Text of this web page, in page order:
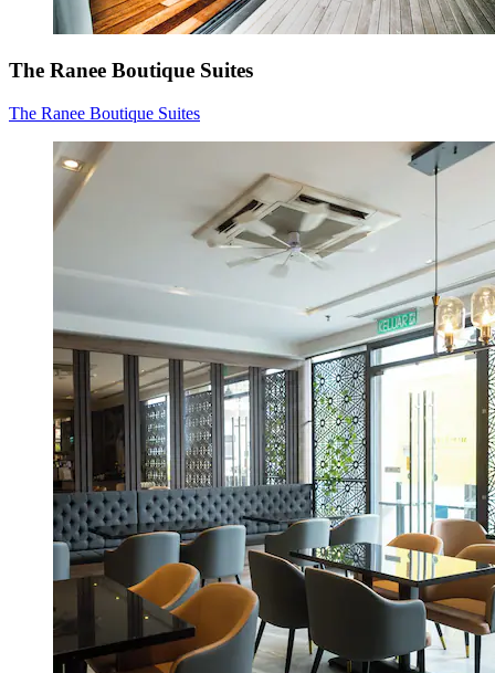
The Ranee Boutique Suites
The Ranee Boutique Suites